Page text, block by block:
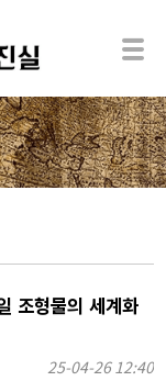
조형물의 세계화
25-04-26 12:40